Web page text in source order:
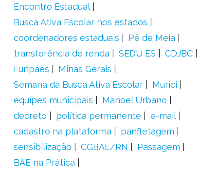
Encontro Estadual
Busca Ativa Escolar nos estados
coordenadores estaduais
Pé de Meia
transferência de renda
SEDU ES
CDJBC
Funpaes
Minas Gerais
Semana da Busca Ativa Escolar
Murici
equipes municipais
Manoel Urbano
decreto
política permanente
e-mail
cadastro na plataforma
panfletagem
sensibilização
CGBAE/RN
Passagem
BAE na Prática